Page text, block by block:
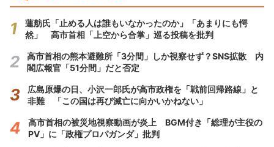
蓮舫氏「止める人は誰もいなかったのか」「あまりにも愕
然」 高市首相「上空から合掌」巡る投稿を批判
高市首相の熊本避難所「3分間」しか視察せず？SNS拡散 内
閣広報官「51分間」だと否定
広島原爆の日、小沢一郎氏が高市政権を「戦前回帰路線」と
非難 「この国は再び滅亡に向かいかねない」
高市首相の被災地視察動画が炎上 BGM付き「総理が主役の
PV」に「政権プロパガンダ」批判